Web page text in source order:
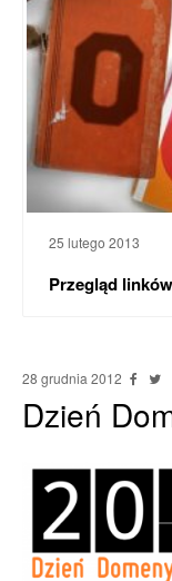
25 lutego 2013
Przegląd
28 grudnia 2012
Dzień